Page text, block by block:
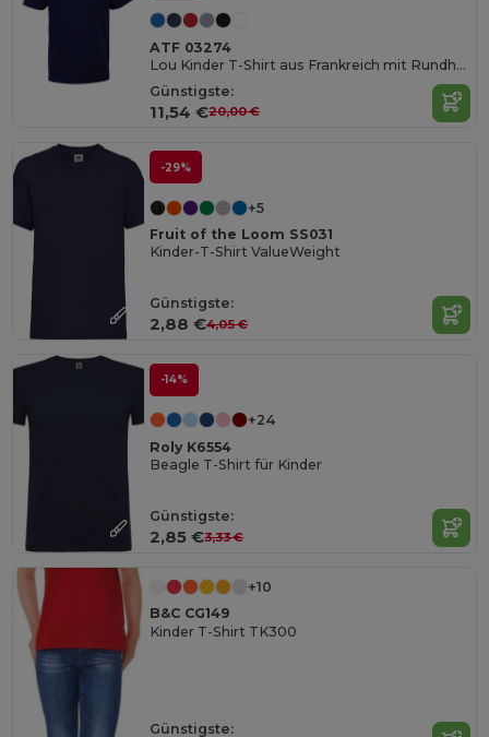
ATF 03274
Lou Kinder T-Shirt aus Frankreich mit Rundhalsausschnitt
Günstigste:
11,54 €20,00 €
-29%
+5
Fruit of the Loom SS031
Kinder-T-Shirt ValueWeight
Günstigste:
2,88 €4,05 €
-14%
+24
Roly K6554
Beagle T-Shirt für Kinder
Günstigste:
2,85 €3,33 €
+10
B&C CG149
Kinder T-Shirt TK300
Günstigste: